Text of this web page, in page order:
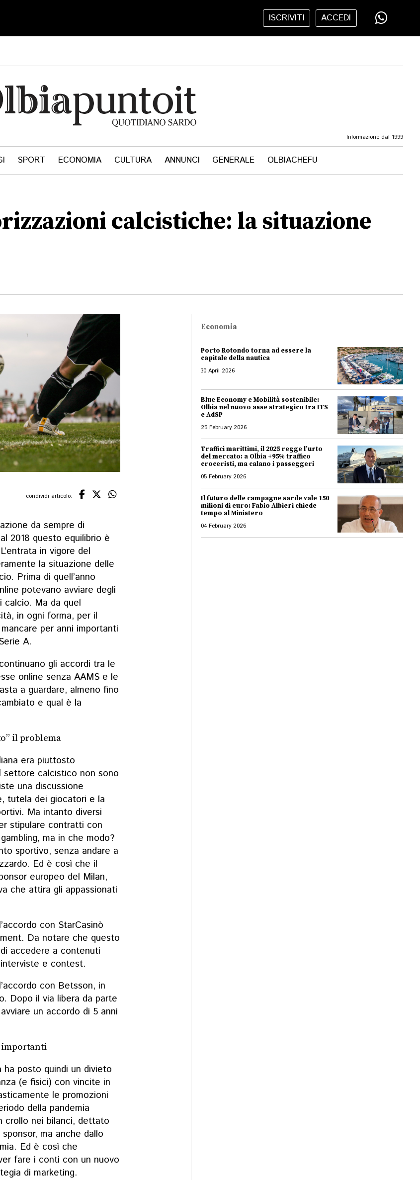
ISCRIVITI ACCEDI
Informazione dal 1999
SPORT ECONOMIA CULTURA ANNUNCI GENERALE OLBIACHEFU
calcistiche: la situazione
condividi articolo:
da sempre di
2018 questo equilibrio è
in vigore del
la situazione delle
Prima di quell’anno
potevano avviare degli
calcio. Ma da quel
in ogni forma, per il
per anni importanti
A.
gli accordi tra le
online senza AAMS e le
a guardare, almeno fino
e qual è la
il problema
era piuttosto
settore calcistico non sono
una discussione
tutela dei giocatori e la
Ma intanto diversi
stipulare contratti con
ma in che modo?
sportivo, senza andare a
Ed è così che il
europeo del Milan,
che attira gli appassionati
con StarCasinò
Da notare che questo
accedere a contenuti
e contest.
con Betsson, in
Dopo il via libera da parte
un accordo di 5 anni
importanti
posto quindi un divieto
(e fisici) con vincite in
le promozioni
della pandemia
crollo nei bilanci, dettato
ma anche dallo
Ed è così che
fare i conti con un nuovo
di marketing.
Economia
Porto Rotondo torna ad essere la
capitale della nautica
30 April 2026
Blue Economy e Mobilità sostenibile:
Olbia nel nuovo asse strategico tra ITS
e AdSP
25 February 2026
Traffici marittimi, il 2025 regge l’urto
del mercato: a Olbia +95% traffico
croceristi, ma calano i passeggeri
05 February 2026
Il futuro delle campagne sarde vale 150
milioni di euro: Fabio Albieri chiede
tempo al Ministero
04 February 2026